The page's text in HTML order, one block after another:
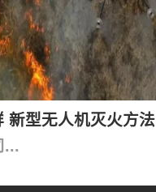
新型无人机灭火方法
...